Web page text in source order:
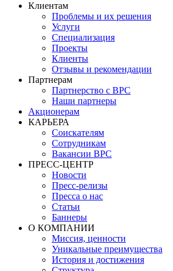
Клиентам
Проблемы и их решения
Услуги
Специализация
Проекты
Клиенты
Отзывы и рекомендации
Партнерам
Партнерство с BPC
Наши партнеры
Акционерам
КАРЬЕРА
Соискателям
Сотрудникам
Вакансии BPC
ПРЕСС-ЦЕНТР
Новости
Пресс-релизы
Пресса о нас
Статьи
Баннеры
О КОМПАНИИ
Миссия, ценности
Уникальные преимущества
История и достижения